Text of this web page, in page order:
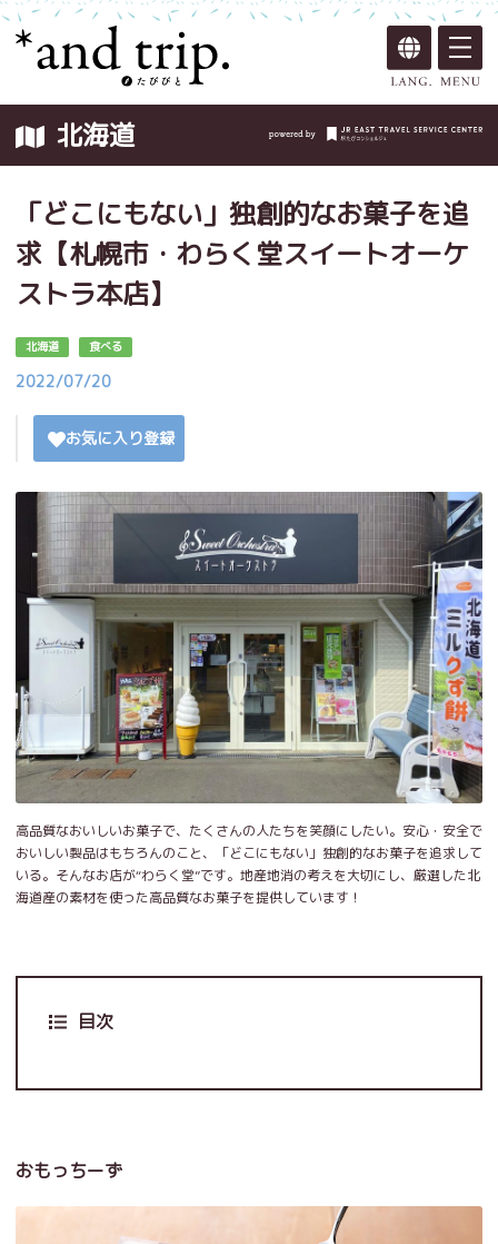
北海道
「どこにもない」独創的なお菓子を追
求【札幌市・わらく堂スイートオーケ
ストラ本店】
北海道 食べる
2022/07/20
お気に入り登録
高品質なおいしいお菓子で、たくさんの人たちを笑顔にしたい。安心・安全で
おいしい製品はもちろんのこと、「どこにもない」独創的なお菓子を追求して
いる。そんなお店が“わらく堂”です。地産地消の考えを大切にし、厳選した北
海道産の素材を使った高品質なお菓子を提供しています！
目次
おもっちーず